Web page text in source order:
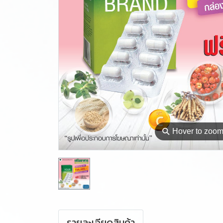
⚲ Hover to zoom